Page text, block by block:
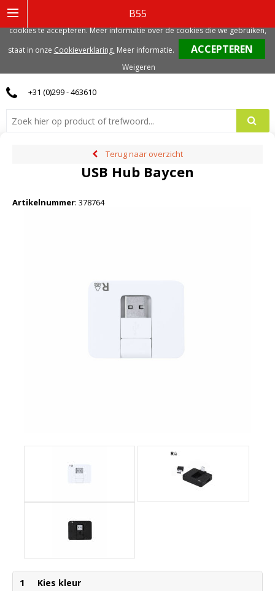
B55
0
+31 (0)299 - 463610
Terug naar overzicht
USB Hub Baycen
Artikelnummer: 378764
1 Kies kleur
gerelateerde cookies. Voor de beste gebruikerservaring, adviseren we deze
cookies te accepteren. Meer informatie over de cookies die we gebruiken,
staat in onze Cookieverklaring. Meer informatie.
Weigeren